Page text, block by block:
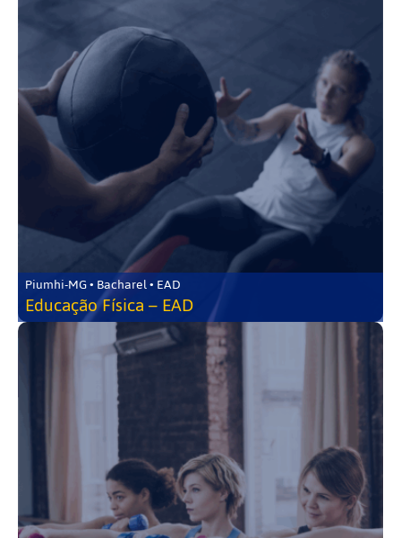
Piumhi-MG • Bacharel • EAD
Educação Física – EAD